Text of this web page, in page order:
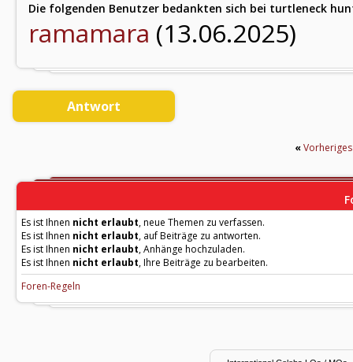
Die folgenden Benutzer bedankten sich bei turtleneck
ramamara (13.06.2025)
Antwort
«
Es ist Ihnen nicht erlaubt, neue Themen zu verfassen.
Es ist Ihnen nicht erlaubt, auf Beiträge zu antworten.
Es ist Ihnen nicht erlaubt, Anhänge hochzuladen.
Es ist Ihnen nicht erlaubt, Ihre Beiträge zu bearbeiten.
Foren-Regeln